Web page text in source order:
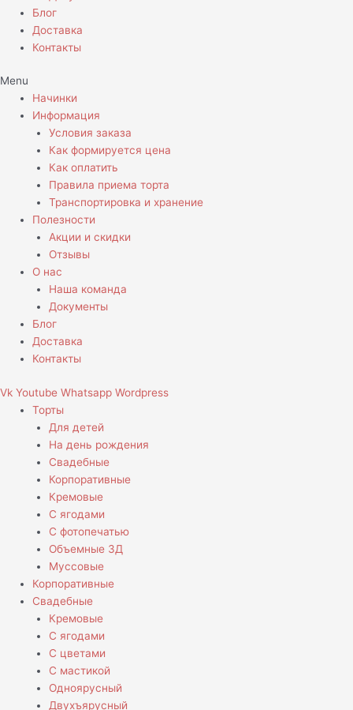
Блог
Доставка
Контакты
Menu
Начинки
Информация
Условия заказа
Как формируется цена
Как оплатить
Правила приема торта
Транспортировка и хранение
Полезности
Акции и скидки
Отзывы
О нас
Наша команда
Документы
Блог
Доставка
Контакты
Vk Youtube Whatsapp Wordpress
Торты
Для детей
На день рождения
Свадебные
Корпоративные
Кремовые
С ягодами
С фотопечатью
Объемные 3Д
Муссовые
Корпоративные
Свадебные
Кремовые
С ягодами
С цветами
С мастикой
Одноярусный
Двухъярусный